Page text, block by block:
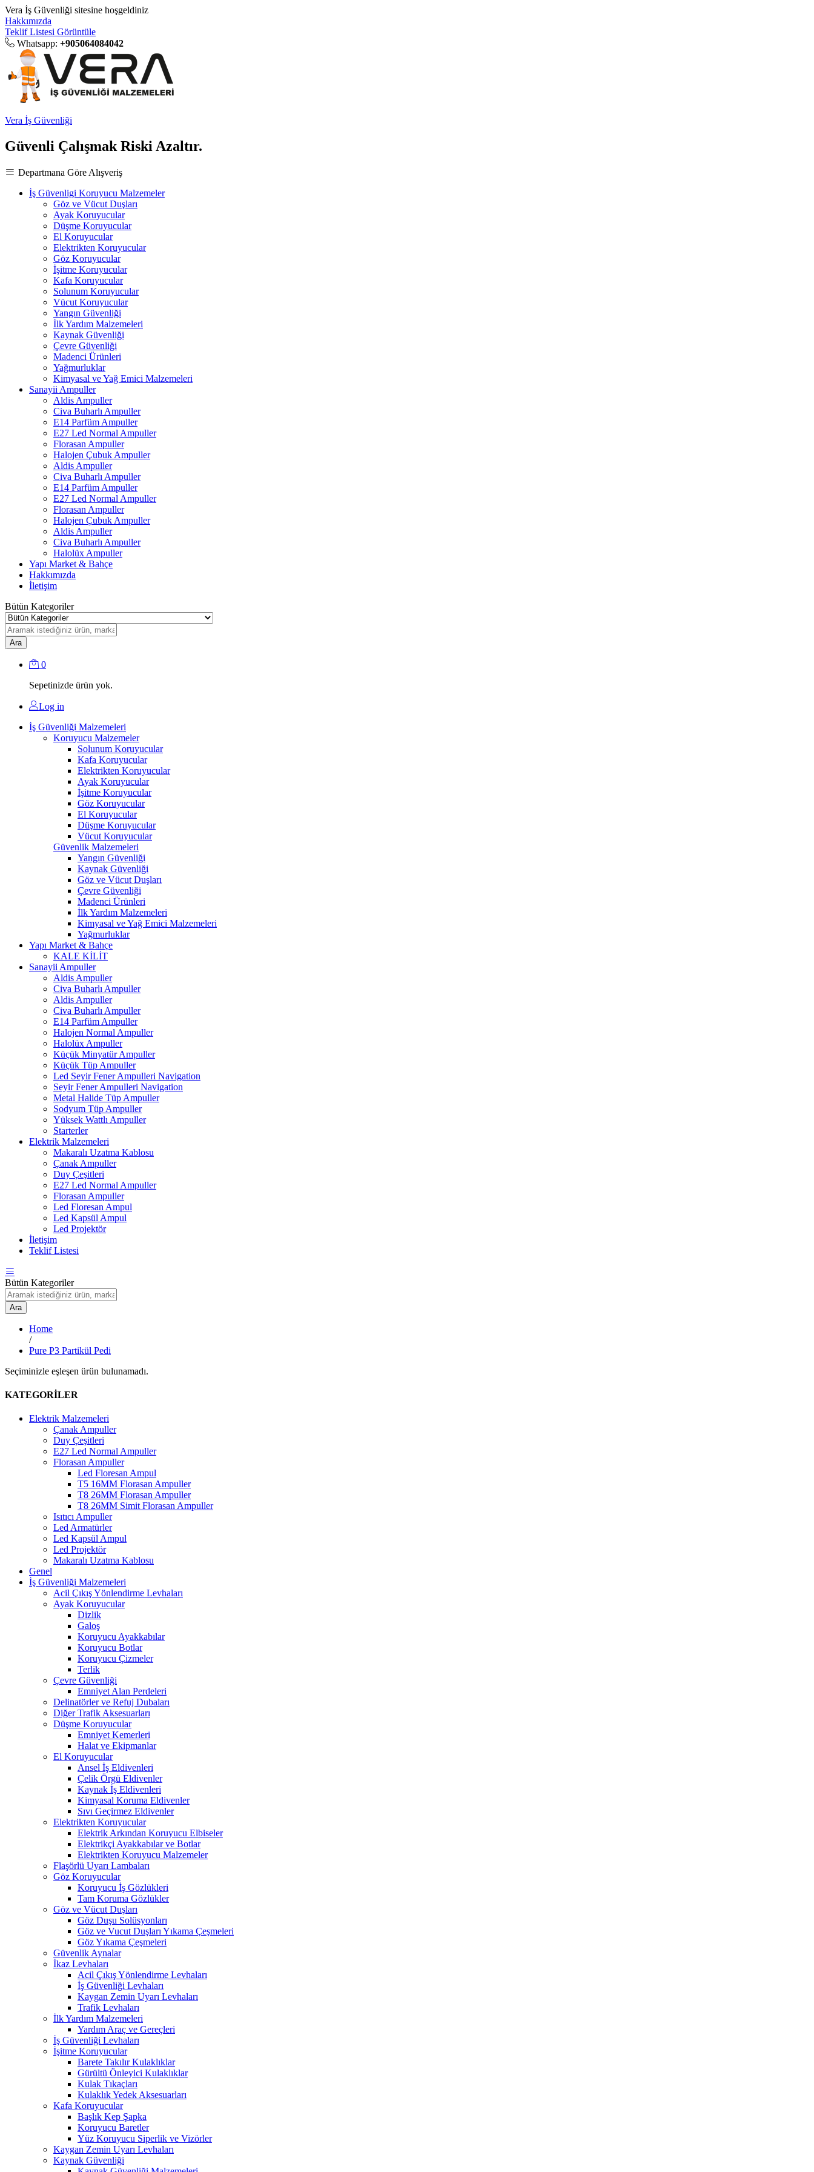
Vera İş Güvenliği sitesine hoşgeldiniz
Hakkımızda
Teklif Listesi Görüntüle
Whatsapp: +905064084042
Vera İş Güvenliği
Güvenli Çalışmak Riski Azaltır.
Departmana Göre Alışveriş
İş Güvenligi Koruyucu Malzemeler
Göz ve Vücut Duşları
Ayak Koruyucular
Düşme Koruyucular
El Koruyucular
Elektrikten Koruyucular
Göz Koruyucular
İşitme Koruyucular
Kafa Koruyucular
Solunum Koruyucular
Vücut Koruyucular
Yangın Güvenliği
İlk Yardım Malzemeleri
Kaynak Güvenliği
Çevre Güvenliği
Madenci Ürünleri
Yağmurluklar
Kimyasal ve Yağ Emici Malzemeleri
Sanayii Ampuller
Aldis Ampuller
Civa Buharlı Ampuller
E14 Parfüm Ampuller
E27 Led Normal Ampuller
Florasan Ampuller
Halojen Çubuk Ampuller
Aldis Ampuller
Civa Buharlı Ampuller
E14 Parfüm Ampuller
E27 Led Normal Ampuller
Florasan Ampuller
Halojen Çubuk Ampuller
Aldis Ampuller
Civa Buharlı Ampuller
Halolüx Ampuller
Yapı Market & Bahçe
Hakkımızda
İletişim
Bütün Kategoriler
Ara
0
Sepetinizde ürün yok.
Log in
İş Güvenliği Malzemeleri
Koruyucu Malzemeler
Solunum Koruyucular
Kafa Koruyucular
Elektrikten Koruyucular
Ayak Koruyucular
İşitme Koruyucular
Göz Koruyucular
El Koruyucular
Düşme Koruyucular
Vücut Koruyucular
Güvenlik Malzemeleri
Yangın Güvenliği
Kaynak Güvenliği
Göz ve Vücut Duşları
Çevre Güvenliği
Madenci Ürünleri
İlk Yardım Malzemeleri
Kimyasal ve Yağ Emici Malzemeleri
Yağmurluklar
Yapı Market & Bahçe
KALE KİLİT
Sanayii Ampuller
Aldis Ampuller
Civa Buharlı Ampuller
Aldis Ampuller
Civa Buharlı Ampuller
E14 Parfüm Ampuller
Halojen Normal Ampuller
Halolüx Ampuller
Küçük Minyatür Ampuller
Küçük Tüp Ampuller
Led Seyir Fener Ampulleri Navigation
Seyir Fener Ampulleri Navigation
Metal Halide Tüp Ampuller
Sodyum Tüp Ampuller
Yüksek Wattlı Ampuller
Starterler
Elektrik Malzemeleri
Makaralı Uzatma Kablosu
Çanak Ampuller
Duy Çeşitleri
E27 Led Normal Ampuller
Florasan Ampuller
Led Floresan Ampul
Led Kapsül Ampul
Led Projektör
İletişim
Teklif Listesi
Bütün Kategoriler
Ara
Home
/
Pure P3 Partikül Pedi
Seçiminizle eşleşen ürün bulunamadı.
KATEGORİLER
Elektrik Malzemeleri
Çanak Ampuller
Duy Çeşitleri
E27 Led Normal Ampuller
Florasan Ampuller
Led Floresan Ampul
T5 16MM Florasan Ampuller
T8 26MM Florasan Ampuller
T8 26MM Simit Florasan Ampuller
Isıtıcı Ampuller
Led Armatürler
Led Kapsül Ampul
Led Projektör
Makaralı Uzatma Kablosu
Genel
İş Güvenliği Malzemeleri
Acil Çıkış Yönlendirme Levhaları
Ayak Koruyucular
Dizlik
Galoş
Koruyucu Ayakkabılar
Koruyucu Botlar
Koruyucu Çizmeler
Terlik
Çevre Güvenliği
Emniyet Alan Perdeleri
Delinatörler ve Refuj Dubaları
Diğer Trafik Aksesuarları
Düşme Koruyucular
Emniyet Kemerleri
Halat ve Ekipmanlar
El Koruyucular
Ansel İş Eldivenleri
Çelik Örgü Eldivenler
Kaynak İş Eldivenleri
Kimyasal Koruma Eldivenler
Sıvı Geçirmez Eldivenler
Elektrikten Koruyucular
Elektrik Arkından Koruyucu Elbiseler
Elektrikçi Ayakkabılar ve Botlar
Elektrikten Koruyucu Malzemeler
Flaşörlü Uyarı Lambaları
Göz Koruyucular
Koruyucu İş Gözlükleri
Tam Koruma Gözlükler
Göz ve Vücut Duşları
Göz Duşu Solüsyonları
Göz ve Vucut Duşları Yıkama Çeşmeleri
Göz Yıkama Çeşmeleri
Güvenlik Aynalar
İkaz Levhaları
Acil Çıkış Yönlendirme Levhaları
İş Güvenliği Levhaları
Kaygan Zemin Uyarı Levhaları
Trafik Levhaları
İlk Yardım Malzemeleri
Yardım Araç ve Gereçleri
İş Güvenliği Levhaları
İşitme Koruyucular
Barete Takılır Kulaklıklar
Gürültü Önleyici Kulaklıklar
Kulak Tıkaçları
Kulaklık Yedek Aksesuarları
Kafa Koruyucular
Başlık Kep Şapka
Koruyucu Baretler
Yüz Koruyucu Siperlik ve Vizörler
Kaygan Zemin Uyarı Levhaları
Kaynak Güvenliği